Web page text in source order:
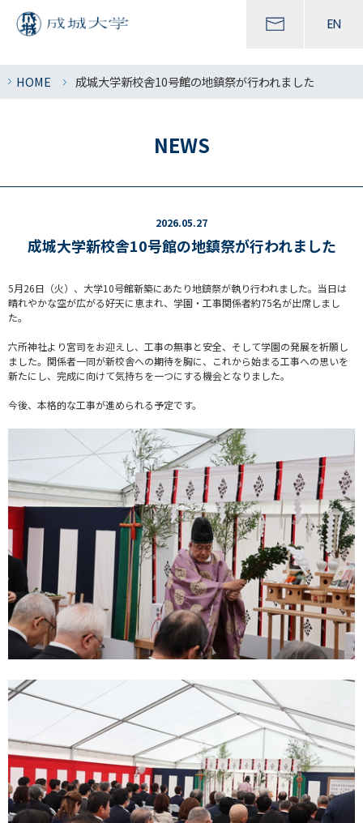
EN
HOME 成城大学新校舎10号館の地鎮祭が行われました
NEWS
2026.05.27
成城大学新校舎10号館の地鎮祭が行われました
5月26日（火）、大学10号館新築にあたり地鎮祭が執り行われました。当日は
晴れやかな空が広がる好天に恵まれ、学園・工事関係者約75名が出席しまし
た。
六所神社より宮司をお迎えし、工事の無事と安全、そして学園の発展を祈願し
ました。関係者一同が新校舎への期待を胸に、これから始まる工事への思いを
新たにし、完成に向けて気持ちを一つにする機会となりました。
今後、本格的な工事が進められる予定です。